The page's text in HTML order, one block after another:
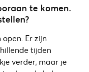
te komen.
Er zijn
tijden
verder, maar je